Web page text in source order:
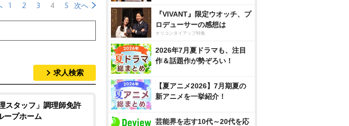
1 2 3 4 5 次へ
求人検索
スタッフ」調理師免許
ープホーム
『VIVANT』限定ウオッチ、プ
ロデューサーの感想は
オリコンタイアップ特集
2026年7月夏ドラマも、注目
作＆話題作が勢ぞろい！
【夏アニメ2026】7月期夏の
新アニメを一挙紹介！
芸能界を志す10代～20代を応